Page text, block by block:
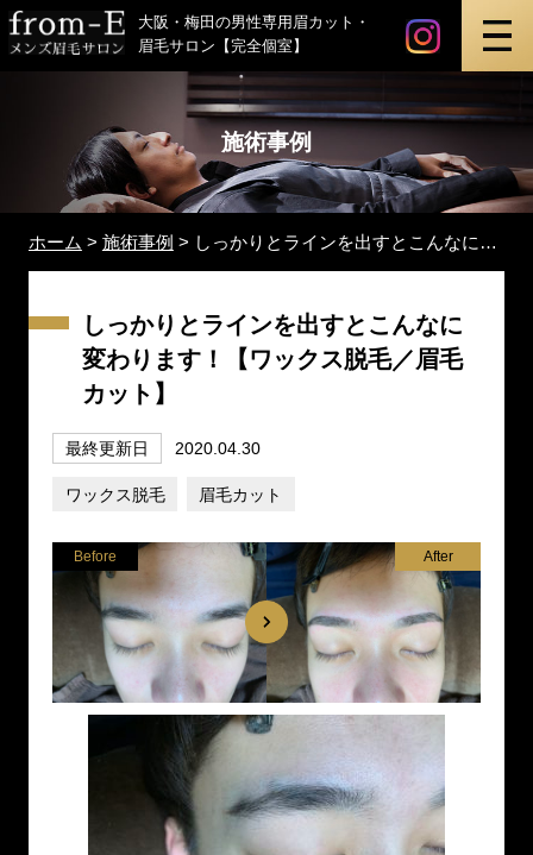
大阪・梅田の男性専用眉カット・
眉毛サロン【完全個室】
メンズ眉毛サロン「from-E」
施術事例
ホーム > 施術事例 > しっかりとラインを出すとこんなに変わります！
しっかりとラインを出すとこんなに
変わります！【ワックス脱毛／眉毛
カット】
最終更新日 2020.04.30
ワックス脱毛 眉毛カット